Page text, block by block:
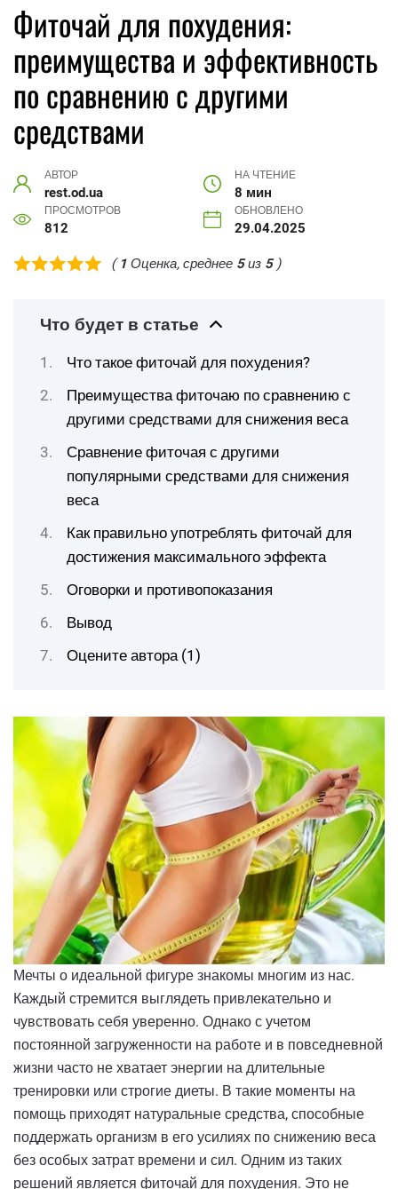
Фиточай для похудения:
преимущества и эффективность
по сравнению с другими
средствами
АВТОР
rest.od.ua
НА ЧТЕНИЕ
8 мин
ПРОСМОТРОВ
812
ОБНОВЛЕНО
29.04.2025
( 1 Оценка, среднее 5из 5)
Что будет в статье
Что такое фиточай для похудения?
Преимущества фиточаю по сравнению с
другими средствами для снижения веса
Сравнение фиточая с другими
популярными средствами для снижения
веса
Как правильно употреблять фиточай для
достижения максимального эффекта
Оговорки и противопоказания
Вывод
Оцените автора (1)
Мечты о идеальной фигуре знакомы многим из нас.
Каждый стремится выглядеть привлекательно и
чувствовать себя уверенно. Однако с учетом
постоянной загруженности на работе и в повседневной
жизни часто не хватает энергии на длительные
тренировки или строгие диеты. В такие моменты на
помощь приходят натуральные средства, способные
поддержать организм в его усилиях по снижению веса
без особых затрат времени и сил. Одним из таких
решений является фиточай для похудения. Это не